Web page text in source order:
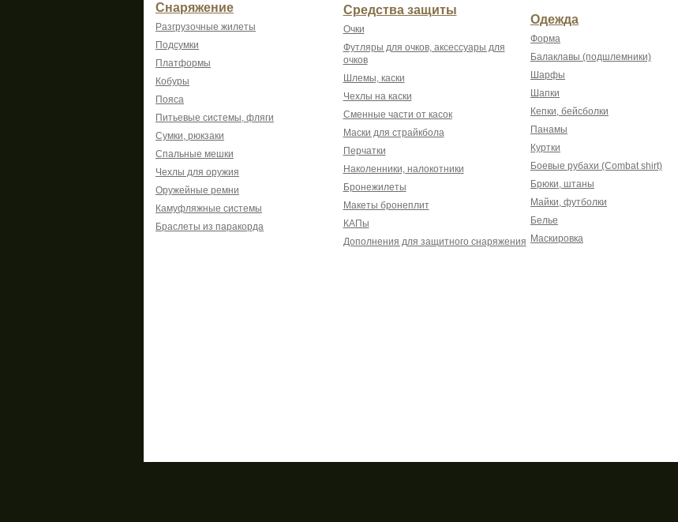
Снаряжение
Разгрузочные жилеты
Подсумки
Платформы
Кобуры
Пояса
Питьевые системы, фляги
Сумки, рюкзаки
Спальные мешки
Чехлы для оружия
Оружейные ремни
Камуфляжные системы
Браслеты из паракорда
Средства защиты
Очки
Футляры для очков, аксессуары для
очков
Шлемы, каски
Чехлы на каски
Сменные части от касок
Маски для страйкбола
Перчатки
Наколенники, налокотники
Бронежилеты
Макеты бронеплит
КАПы
Дополнения для защитного снаряжения
Одежда
Форма
Балаклавы (подшлемники)
Шарфы
Шапки
Кепки, бейсболки
Панамы
Куртки
Боевые рубахи (Combat shirt)
Брюки, штаны
Майки, футболки
Белье
Маскировка